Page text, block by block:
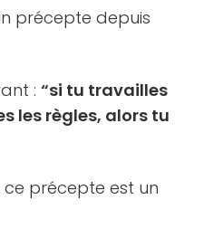
précepte depuis
: “si tu travailles
les règles, alors tu
ce précepte est un